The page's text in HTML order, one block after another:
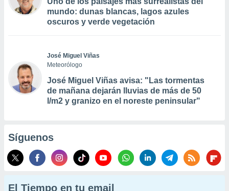
mundo: dunas blancas, lagos azules
oscuros y verde vegetación
José Miguel Viñas
Meteorólogo
José Miguel Viñas avisa: "Las tormentas
de mañana dejarán lluvias de más de 50
l/m2 y granizo en el noreste peninsular"
Síguenos
El Tiempo en tu email